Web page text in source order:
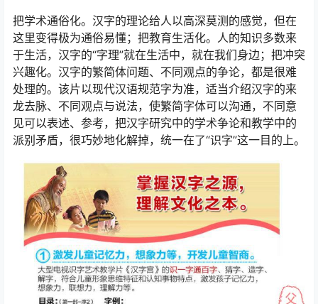
把学术通俗化。汉字的理论给人以高深莫测的感觉，但在
这里变得极为通俗易懂；把教育生活化。人的知识多数来
于生活，汉字的“字理”就在生活中，就在我们身边；把冲突
兴趣化。汉字的繁简体问题、不同观点的争论，都是很难
处理的。该片以现代汉语规范字为准，适当介绍汉字的来
龙去脉、不同观点与说法，使繁简字体可以沟通，不同意
见可以表述、参考，把汉字研究中的学术争论和教学中的
派别矛盾，很巧妙地化解掉，统一在了“识字”这一目的上。